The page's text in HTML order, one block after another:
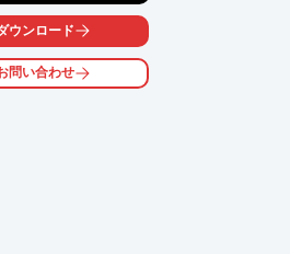
し、表裏の温度差が0.001℃以下でも
。
、材料の熱伝導率と温度差から熱流値
確な計測が実現します。
など構築物における熱貫流の分布や総
における保温保冷の断熱性能の定量的
ウンロード
問い合わせ